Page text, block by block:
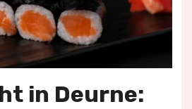
in Deurne: